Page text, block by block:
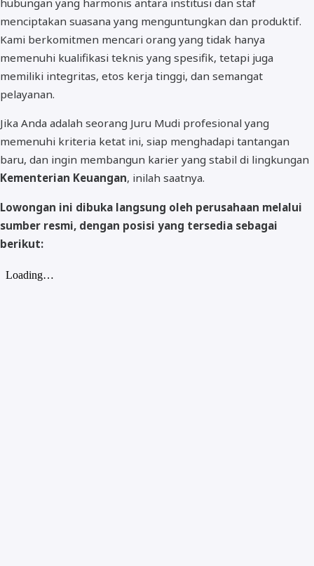
hubungan yang harmonis antara institusi dan staf
menciptakan suasana yang menguntungkan dan produktif.
Kami berkomitmen mencari orang yang tidak hanya
memenuhi kualifikasi teknis yang spesifik, tetapi juga
memiliki integritas, etos kerja tinggi, dan semangat
pelayanan.
Jika Anda adalah seorang Juru Mudi profesional yang
memenuhi kriteria ketat ini, siap menghadapi tantangan
baru, dan ingin membangun karier yang stabil di lingkungan
Kementerian Keuangan, inilah saatnya.
Lowongan ini dibuka langsung oleh perusahaan melalui
sumber resmi, dengan posisi yang tersedia sebagai
berikut: